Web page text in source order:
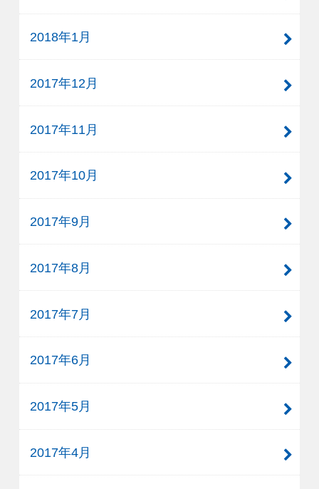
2018年1月
2017年12月
2017年11月
2017年10月
2017年9月
2017年8月
2017年7月
2017年6月
2017年5月
2017年4月